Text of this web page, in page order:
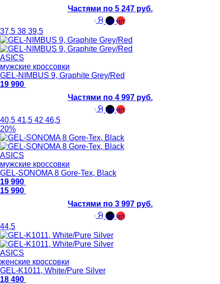
Частями по 5 247 руб.
37,5 38 39,5
ASICS
мужские кроссовки
GEL-NIMBUS 9, Graphite Grey/Red
19 990
Частями по 4 997 руб.
40,5 41,5 42 46,5
20%
ASICS
мужские кроссовки
GEL-SONOMA 8 Gore-Tex, Black
19 990
15 990
Частями по 3 997 руб.
44,5
ASICS
женские кроссовки
GEL-K1011, White/Pure Silver
18 490